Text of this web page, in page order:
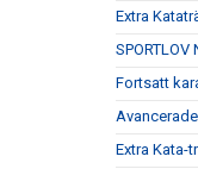
Extra
SPORTLOV
Fortsatt
Extra Kata-